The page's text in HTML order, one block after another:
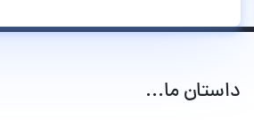
داستان ما...